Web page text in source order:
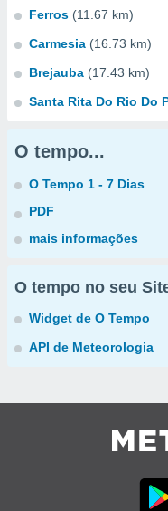
Ferros (11.67 km)
Carmesia (16.73 km)
Brejauba (17.43 km)
Santa Rita Do Rio Do
O tempo...
O Tempo 1 - 7 Dias
PDF
mais informações
O tempo no seu
Widget de O Tempo
API de Meteorologia